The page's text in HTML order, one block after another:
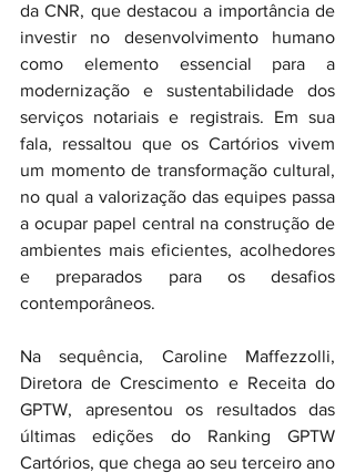
da CNR, que destacou a importância de
investir no desenvolvimento humano
como elemento essencial para a
modernização e sustentabilidade dos
serviços notariais e registrais. Em sua
fala, ressaltou que os Cartórios vivem
um momento de transformação cultural,
no qual a valorização das equipes passa
a ocupar papel central na construção de
ambientes mais eficientes, acolhedores
e preparados para os desafios
contemporâneos.
Na sequência, Caroline Maffezzolli,
Diretora de Crescimento e Receita do
GPTW, apresentou os resultados das
últimas edições do Ranking GPTW
Cartórios, que chega ao seu terceiro ano